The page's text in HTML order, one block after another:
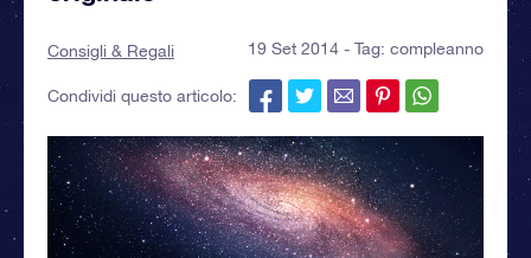
Consigli & Regali 19 Set 2014 - Tag: compleanno
Condividi questo articolo: